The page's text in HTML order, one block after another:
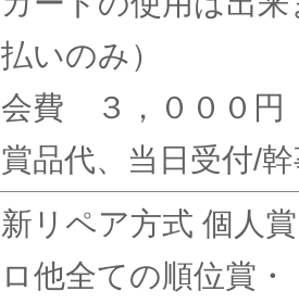
払いのみ）
会費 ３，０００
賞品代、当日受付/
新リペア方式 個人
ロ他全ての順位賞